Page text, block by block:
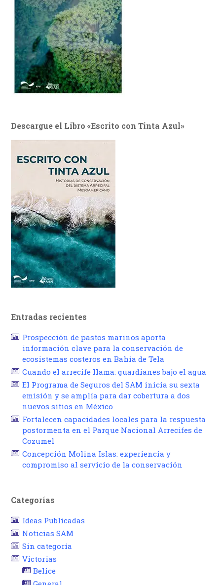
Descargue el Libro «Escrito con Tinta Azul»
Entradas recientes
Prospección de pastos marinos aporta
información clave para la conservación de
ecosistemas costeros en Bahía de Tela
Cuando el arrecife llama: guardianes bajo el agua
El Programa de Seguros del SAM inicia su sexta
emisión y se amplía para dar cobertura a dos
nuevos sitios en México
Fortalecen capacidades locales para la respuesta
postormenta en el Parque Nacional Arrecifes de
Cozumel
Concepción Molina Islas: experiencia y
compromiso al servicio de la conservación
Categorías
Ideas Publicadas
Noticias SAM
Sin categoría
Victorias
Belice